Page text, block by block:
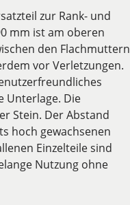
zur Rank- und
mm ist am oberen
den Flachmuttern
vor Verletzungen.
Unterlage. Die
Stein. Der Abstand
hoch gewachsenen
Einzelteile sind
Nutzung ohne